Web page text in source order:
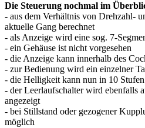
Die Steuerung nochmal im
- aus dem Verhältnis von Drehzahl-
aktuelle Gang berechnet
- als Anzeige wird eine sog. 7-
- ein Gehäuse ist nicht vorgesehen
- die Anzeige kann innerhalb des
- zur Bedienung wird ein einzelner
- die Helligkeit kann nun in 10
- der Leerlaufschalter wird ebenfalls
angezeigt
- bei Stillstand oder gezogener
möglich